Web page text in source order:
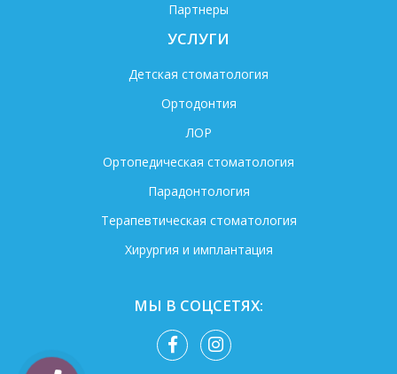
Партнеры
УСЛУГИ
Детская стоматология
Ортодонтия
ЛОР
Ортопедическая стоматология
Парадонтология
Терапевтическая стоматология
Хирургия и имплантация
МЫ В СОЦСЕТЯХ: